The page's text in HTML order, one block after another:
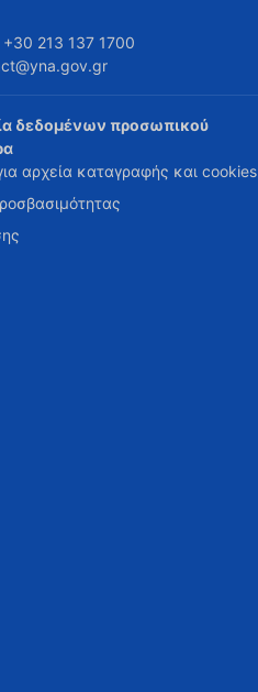
+30 213 137 1700
δεδομένων προσωπικού
αρχεία καταγραφής και cookies